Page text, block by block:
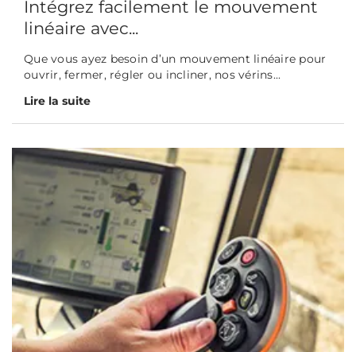
Intégrez facilement le mouvement
linéaire avec...
Que vous ayez besoin d’un mouvement linéaire pour
ouvrir, fermer, régler ou incliner, nos vérins...
Lire la suite